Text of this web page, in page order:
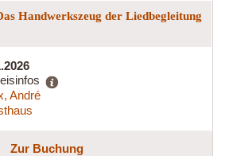
Handwerkszeug der Liedbegleitung
André
Zur Buchung